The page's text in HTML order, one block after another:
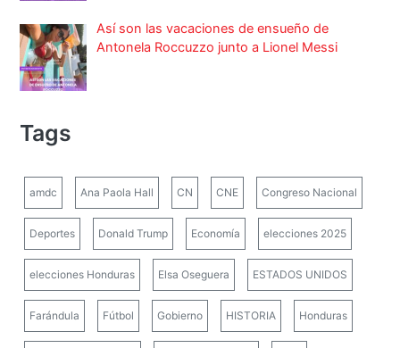
Así son las vacaciones de ensueño de
Antonela Roccuzzo junto a Lionel Messi
Tags
amdc Ana Paola Hall CN CNE Congreso Nacional
Deportes Donald Trump Economía elecciones 2025
elecciones Honduras Elsa Oseguera ESTADOS UNIDOS
Farándula Fútbol Gobierno HISTORIA Honduras